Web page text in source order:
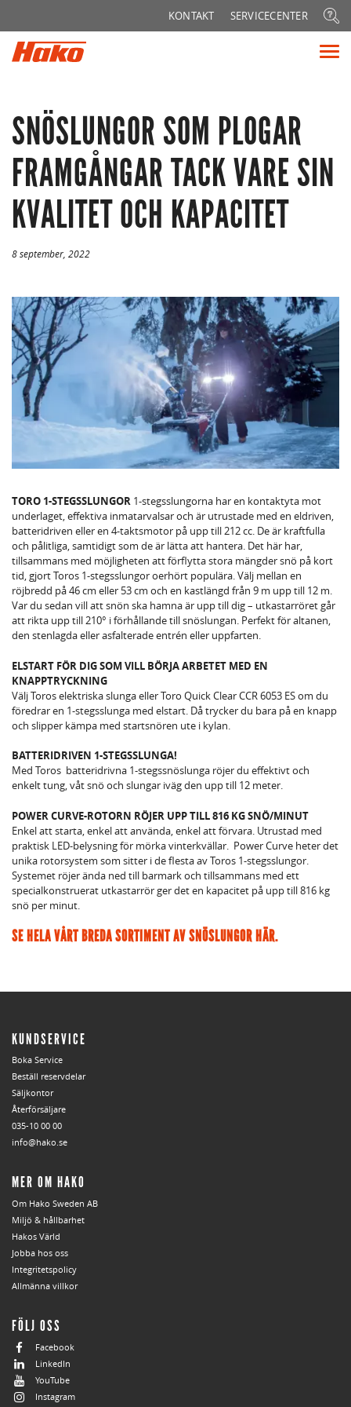
KONTAKT SERVICECENTER
SNÖSLUNGOR SOM PLOGAR
FRAMGÅNGAR TACK VARE SIN
KVALITET OCH KAPACITET
8 september, 2022
TORO 1-STEGSSLUNGOR 1-stegsslungorna har en kontaktyta mot
underlaget, effektiva inmatarvalsar och är utrustade med en eldriven,
batteridriven eller en 4-taktsmotor på upp till 212 cc. De är kraftfulla
och pålitliga, samtidigt som de är lätta att hantera. Det här har,
tillsammans med möjligheten att förflytta stora mängder snö på kort
tid, gjort Toros 1-stegsslungor oerhört populära. Välj mellan en
röjbredd på 46 cm eller 53 cm och en kastlängd från 9 m upp till 12 m.
Var du sedan vill att snön ska hamna är upp till dig – utkastarröret går
att rikta upp till 210° i förhållande till snöslungan. Perfekt för altanen,
den stenlagda eller asfalterade entrén eller uppfarten.
ELSTART FÖR DIG SOM VILL BÖRJA ARBETET MED EN
KNAPPTRYCKNING
Välj Toros elektriska slunga eller Toro Quick Clear CCR 6053 ES om du
föredrar en 1-stegsslunga med elstart. Då trycker du bara på en knapp
och slipper kämpa med startsnören ute i kylan.
BATTERIDRIVEN 1-STEGSSLUNGA!
Med Toros batteridrivna 1-stegssnöslunga röjer du effektivt och
enkelt tung, våt snö och slungar iväg den upp till 12 meter.
POWER CURVE-ROTORN RÖJER UPP TILL 816 KG SNÖ/MINUT
Enkel att starta, enkel att använda, enkel att förvara. Utrustad med
praktisk LED-belysning för mörka vinterkvällar. Power Curve heter det
unika rotorsystem som sitter i de flesta av Toros 1-stegsslungor.
Systemet röjer ända ned till barmark och tillsammans med ett
specialkonstruerat utkastarrör ger det en kapacitet på upp till 816 kg
snö per minut.
SE HELA VÅRT BREDA SORTIMENT AV SNÖSLUNGOR HÄR.
KUNDSERVICE
Boka Service
Beställ reservdelar
Säljkontor
Återförsäljare
035-10 00 00
info@hako.se
MER OM HAKO
Om Hako Sweden AB
Miljö & hållbarhet
Hakos Värld
Jobba hos oss
Integritetspolicy
Allmänna villkor
FÖLJ OSS
Facebook
LinkedIn
YouTube
Instagram